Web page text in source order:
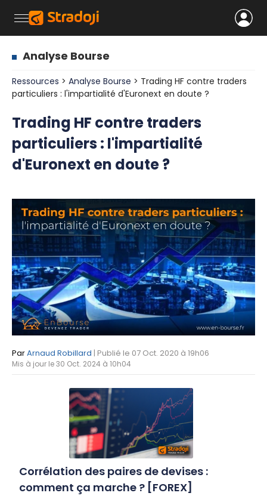
Analyse Bourse
Ressources > Analyse Bourse > Trading HF contre traders
particuliers : l'impartialité d'Euronext en doute ?
Trading HF contre traders
particuliers : l'impartialité
d'Euronext en doute ?
ParArnaud Robillard | Publié le 07 Oct. 2020 à 19h06
Mis à jour le 30 Oct. 2024 à 10h04
Corrélation des paires de devises :
comment ça marche ? [FOREX]